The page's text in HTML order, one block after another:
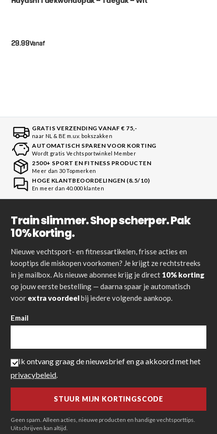
Vanaf
29.99
GRATIS VERZENDING VANAF € 75,-
naar NL & BE m.u.v. bokszakken
AUTOMATISCH SPAREN VOOR KORTING
Wordt gratis Vechtsportwinkel Member
2500+ SPORT EN FITNESS PRODUCTEN
Meer dan 30 Topmerken
HOGE KLANTBEOORDELINGEN (8.5/10)
En meer dan 40.000 klanten
Train slimmer. Shop scherper. Pak
10% korting.
Nieuwe vechtsport- en fitnessartikelen, frisse acties en
kooptips die miskopen voorkomen? Je krijgt ze rechtstreeks
in je mailbox. Als nieuwe abonnee krijg je direct 10% korting
op jouw eerste bestelling — daarna spaar je automatisch
voor extra voordeelbij iedere volgende aankoop.
Email
Ik ontvang graag de nieuwsbrief en ga akkoord met het
privacybeleid
Geen spam. Alleen acties, nieuwe producten en handige vechtsporttips.
Uitschrijven kan altijd.